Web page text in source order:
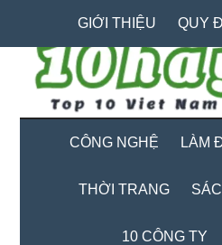
content
secondary
menu
primary
sidebar
GIỚI THIỆU QUY
CÔNG NGHỆ LÀM
THỜI TRANG
10 CÔNG TY